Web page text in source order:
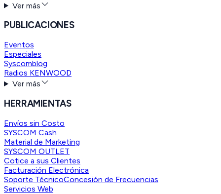
Ver más
PUBLICACIONES
Eventos
Especiales
Syscomblog
Radios KENWOOD
Ver más
HERRAMIENTAS
Envíos sin Costo
SYSCOM Cash
Material de Marketing
SYSCOM OUTLET
Cotice a sus Clientes
Facturación Electrónica
Soporte TécnicoConcesión de Frecuencias
Servicios Web